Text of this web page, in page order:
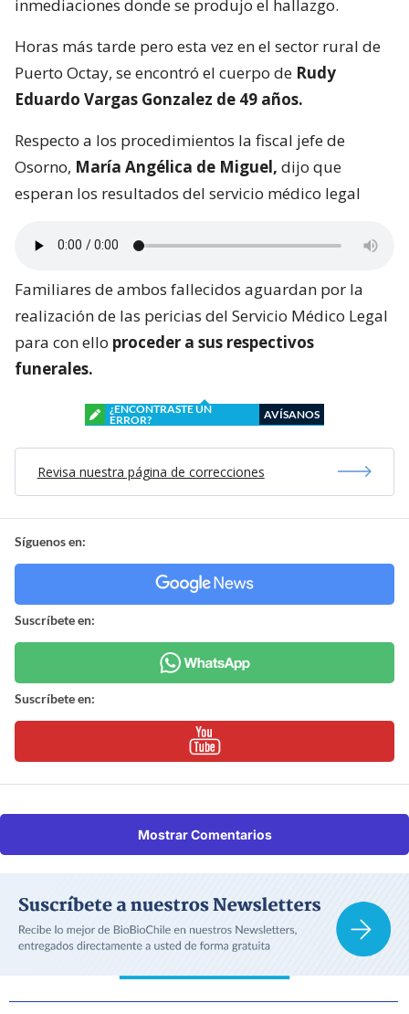
inmediaciones donde se produjo el hallazgo.
Horas más tarde pero esta vez en el sector rural de
Puerto Octay, se encontró el cuerpo de Rudy
Eduardo Vargas Gonzalez de 49 años.
Respecto a los procedimientos la fiscal jefe de
Osorno, María Angélica de Miguel, dijo que
esperan los resultados del servicio médico legal
Familiares de ambos fallecidos aguardan por la
realización de las pericias del Servicio Médico Legal
para con ello proceder a sus respectivos
funerales.
¿ENCONTRASTE UN
ERROR?
AVÍSANOS
Revisa nuestra página de correcciones
Síguenos en:
Suscríbete en:
Suscríbete en:
Mostrar Comentarios